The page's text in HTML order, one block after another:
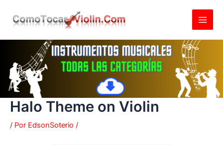
Halo Theme on Violin
/ Por EdsonSoterio /